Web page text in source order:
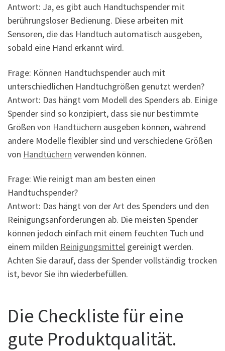
Antwort: Ja, es gibt auch Handtuchspender mit
berührungsloser Bedienung. Diese arbeiten mit
Sensoren, die das Handtuch automatisch ausgeben,
sobald eine Hand erkannt wird.
Frage: Können Handtuchspender auch mit
unterschiedlichen Handtuchgrößen genutzt werden?
Antwort: Das hängt vom Modell des Spenders ab. Einige
Spender sind so konzipiert, dass sie nur bestimmte
Größen von Handtüchern ausgeben können, während
andere Modelle flexibler sind und verschiedene Größen
von Handtüchern verwenden können.
Frage: Wie reinigt man am besten einen
Handtuchspender?
Antwort: Das hängt von der Art des Spenders und den
Reinigungsanforderungen ab. Die meisten Spender
können jedoch einfach mit einem feuchten Tuch und
einem milden Reinigungsmittel gereinigt werden.
Achten Sie darauf, dass der Spender vollständig trocken
ist, bevor Sie ihn wiederbefüllen.
Die Checkliste für eine
gute Produktqualität.